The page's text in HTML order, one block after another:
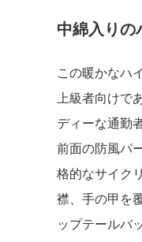
中綿入りの
この暖かなハ
上級者向けで
ディーな通勤
前面の防風パ
格的なサイク
襟、手の甲を
ップテールバ